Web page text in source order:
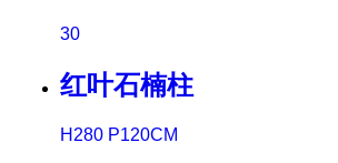
30
红叶石楠柱
H280 P120CM